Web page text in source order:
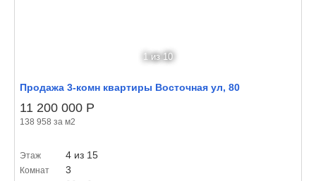
1из 10
Продажа 3-комн квартиры Восточная ул, 80
11 200 000 Р
138 958 за м2
Этаж 4 из 15
Комнат 3